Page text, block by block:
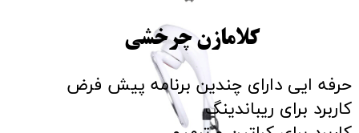
حرفه ایی دارای چندین برنامه پیش فرض
کاربرد برای ریباندینگ
کلامازن چرخشی